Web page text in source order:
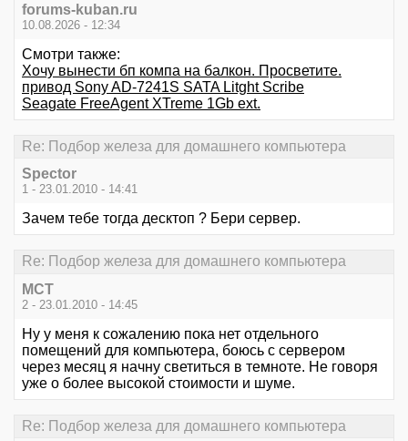
forums-kuban.ru
10.08.2026 - 12:34
Смотри также:
Хочу вынести бп компа на балкон. Просветите.
привод Sony AD-7241S SATA Litght Scribe
Seagate FreeAgent XTreme 1Gb ext.
Re: Подбор железа для домашнего компьютера
Spector
1 - 23.01.2010 - 14:41
Зачем тебе тогда десктоп ? Бери сервер.
Re: Подбор железа для домашнего компьютера
MCT
2 - 23.01.2010 - 14:45
Ну у меня к сожалению пока нет отдельного
помещений для компьютера, боюсь с сервером
через месяц я начну светиться в темноте. Не говоря
уже о более высокой стоимости и шуме.
Re: Подбор железа для домашнего компьютера